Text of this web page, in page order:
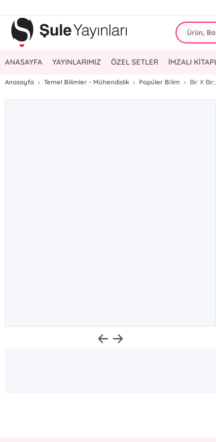
ANASAYFA YAYINLARIMIZ ÖZEL SETLER İMZALI
Anasayfa Temel Bilimler - Mühendislik Popüler Bilim Bir X